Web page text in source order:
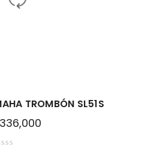
TROMBÓN SL51S
336,000